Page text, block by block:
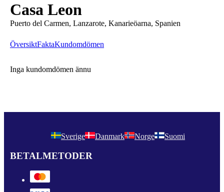
Casa Leon
Puerto del Carmen, Lanzarote, Kanarieöarna, Spanien
ÖversiktFaktaKundomdömen
Inga kundomdömen ännu
Sverige Danmark Norge Suomi
BETALMETODER